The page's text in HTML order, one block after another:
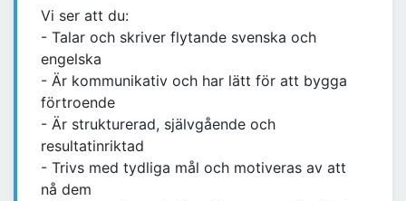
Vi ser att du:
- Talar och skriver flytande svenska och
engelska
- Är kommunikativ och har lätt för att bygga
förtroende
- Är strukturerad, självgående och
resultatinriktad
- Trivs med tydliga mål och motiveras av att
nå dem